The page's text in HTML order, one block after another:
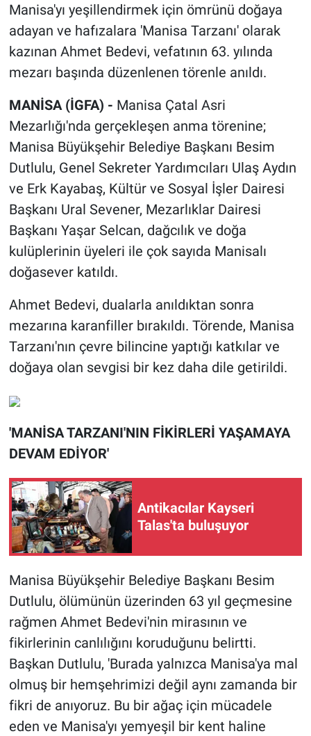
Manisa'yı yeşillendirmek için ömrünü doğaya
adayan ve hafızalara 'Manisa Tarzanı' olarak
kazınan Ahmet Bedevi, vefatının 63. yılında
mezarı başında düzenlenen törenle anıldı.
MANİSA (İGFA) - Manisa Çatal Asri
Mezarlığı'nda gerçekleşen anma törenine;
Manisa Büyükşehir Belediye Başkanı Besim
Dutlulu, Genel Sekreter Yardımcıları Ulaş Aydın
ve Erk Kayabaş, Kültür ve Sosyal İşler Dairesi
Başkanı Ural Sevener, Mezarlıklar Dairesi
Başkanı Yaşar Selcan, dağcılık ve doğa
kulüplerinin üyeleri ile çok sayıda Manisalı
doğasever katıldı.
Ahmet Bedevi, dualarla anıldıktan sonra
mezarına karanfiller bırakıldı. Törende, Manisa
Tarzanı'nın çevre bilincine yaptığı katkılar ve
doğaya olan sevgisi bir kez daha dile getirildi.
'MANİSA TARZANI'NIN FİKİRLERİ YAŞAMAYA
DEVAM EDİYOR'
Antikacılar Kayseri
Talas'ta buluşuyor
Manisa Büyükşehir Belediye Başkanı Besim
Dutlulu, ölümünün üzerinden 63 yıl geçmesine
rağmen Ahmet Bedevi'nin mirasının ve
fikirlerinin canlılığını koruduğunu belirtti.
Başkan Dutlulu, 'Burada yalnızca Manisa'ya mal
olmuş bir hemşehrimizi değil aynı zamanda bir
fikri de anıyoruz. Bu bir ağaç için mücadele
eden ve Manisa'yı yemyeşil bir kent haline